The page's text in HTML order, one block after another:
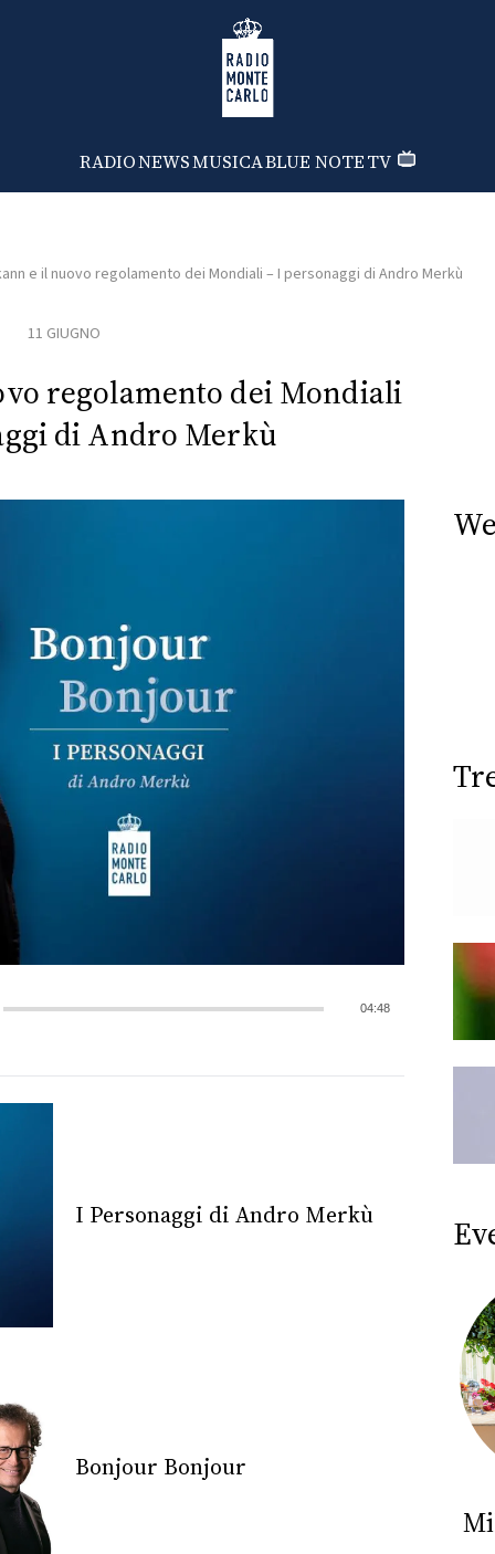
Radio Monte Carlo
RADIONEWSMUSICABLUE NOTETV
e il nuovo regolamento dei Mondiali – I personaggi di Andro Merkù
11 GIUGNO
regolamento dei Mondiali
di Andro Merkù
04:48
I Personaggi di Andro Merkù
Bonjour Bonjour
Nick The Nightfly &